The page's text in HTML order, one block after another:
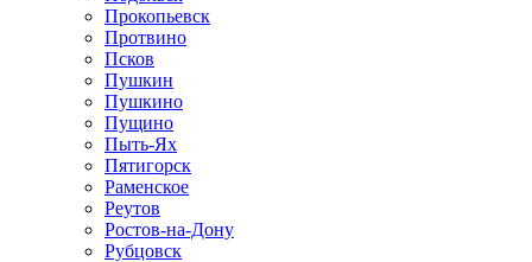
Прокопьевск
Протвино
Псков
Пушкин
Пушкино
Пущино
Пыть-Ях
Пятигорск
Раменское
Реутов
Ростов-на-Дону
Рубцовск